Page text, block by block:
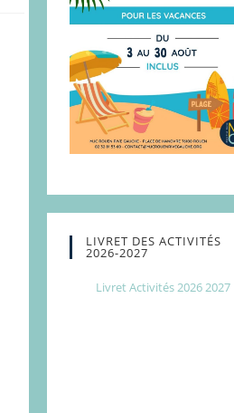
LIVRET DES ACTIVITÉS
2026-2027
Livret Activités 2026 2027